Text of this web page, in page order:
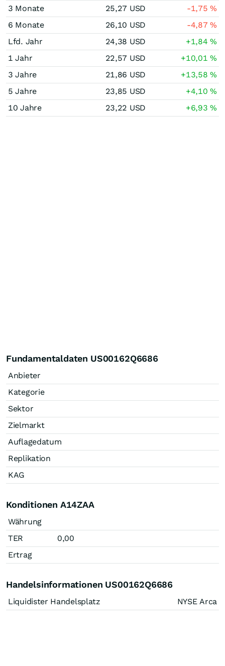
3 Monate
25,27 USD -1,75%
6 Monate
26,10 USD -4,87%
Lfd. Jahr
24,38 USD +1,84%
1 Jahr
22,57 USD +10,01%
3 Jahre
21,86 USD +13,58%
5 Jahre
23,85 USD +4,10%
10 Jahre
23,22 USD +6,93%
Fundamentaldaten US00162Q6686
Anbieter
Kategorie
Sektor
Zielmarkt
Auflagedatum
Replikation
KAG
Konditionen A14ZAA
Währung
TER
0,00
Ertrag
Handelsinformationen US00162Q6686
Liquidister Handelsplatz NYSE Arca